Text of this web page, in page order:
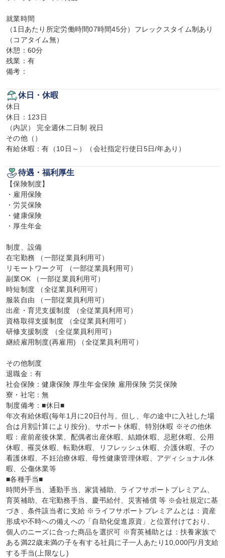
就業時間
（1日あたり所定労働時間07時間45分）フレックスタイム制あり
（コアタイム無）
休憩：60分
残業：有
備考：
休日・休暇
休日
休日：123日
（内訳） 完全週休二日制 祝日
その他（）
有給休暇：有（10日～）（会社指定行使日5日/年あり）
待遇・福利厚生
【保険制度】
・雇用保険
・労災保険
・健康保険
・厚生年金
制度、設備
在宅勤務 （一部従業員利用可）
リモートワーク可 （一部従業員利用可）
副業OK （一部従業員利用可）
時短制度 （全従業員利用可）
服装自由 （一部従業員利用可）
出産・育児支援制度 （全従業員利用可）
資格取得支援制度 （全従業員利用可）
研修支援制度 （全従業員利用可）
継続雇用制度(再雇用) （全従業員利用可）
その他制度
退職金：有
社会保険：健康保険 厚生年金保険 雇用保険 労災保険
寮・社宅：無
制度備考：■休日■
年次有給休暇(毎年1月に20日付与。但し、年の途中に入社した場
合は月割計算により按分)、サポート休暇、特別休暇 ※その他休
暇：産前産後休業、配偶者出産休暇、結婚休暇、忌慰休暇、公用
休暇、罹災休暇、転勤休暇、リフレッシュ休暇、介護休暇、子の
看護休暇、不妊治療休暇、母性健康管理休暇、アディショナル休
暇、公傷休業等
■各種手当■
時間外手当、通勤手当、家賃補助、ライフサポートプレミアム、
育英補助、在宅勤務手当、慶弔給付、災害補償 等 ※会社規定に基
づき、条件該当者に支給 ※ライフサポートプレミアムとは：資産
形成や不時への備えへの「自助化促進原資」と位置付けており、
個人のニーズに合った商品を選択可 ※育英補助とは：扶養家族で
ある満22歳未満の子を有する社員に子一人あたり10,000円/月支給
する手当(上限なし)